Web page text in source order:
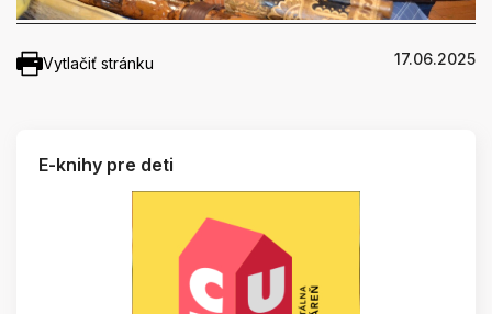
Vytlačiť stránku 17.06.2025
E-knihy pre deti